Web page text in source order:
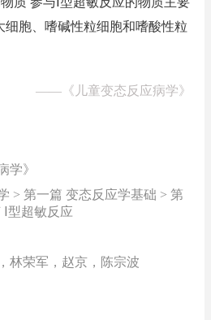
细胞、嗜碱性粒细胞和嗜酸性粒
—— 《儿童变态反应病学》
学》
> 第一篇 变态反应学基础 > 第
型超敏反应
林荣军，赵京，陈宗波